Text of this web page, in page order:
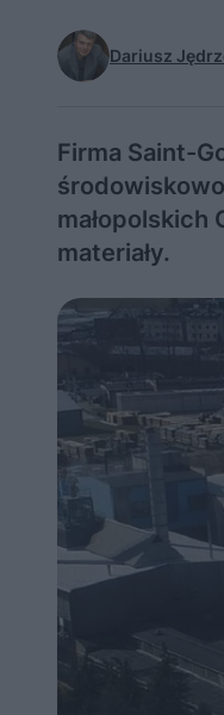
Dariusz
Firma Saint-
materiały.